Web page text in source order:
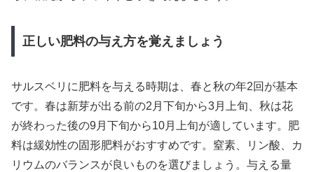
正しい肥料の与え方を覚えましょう
サルスベリに肥料を与える時期は、春と秋の年2回が基本
です。春は新芽が出る前の2月下旬から3月上旬、秋は花
が終わった後の9月下旬から10月上旬が適しています。肥
料は緩効性の固形肥料がおすすめです。窒素、リン酸、カ
リウムのバランスが良いものを選びましょう。与える量